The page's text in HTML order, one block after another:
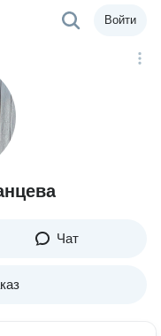
Войти
Чат